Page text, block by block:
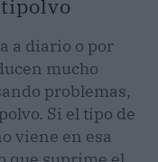
a diario o por
mucho
problemas,
Si el tipo de
viene en esa